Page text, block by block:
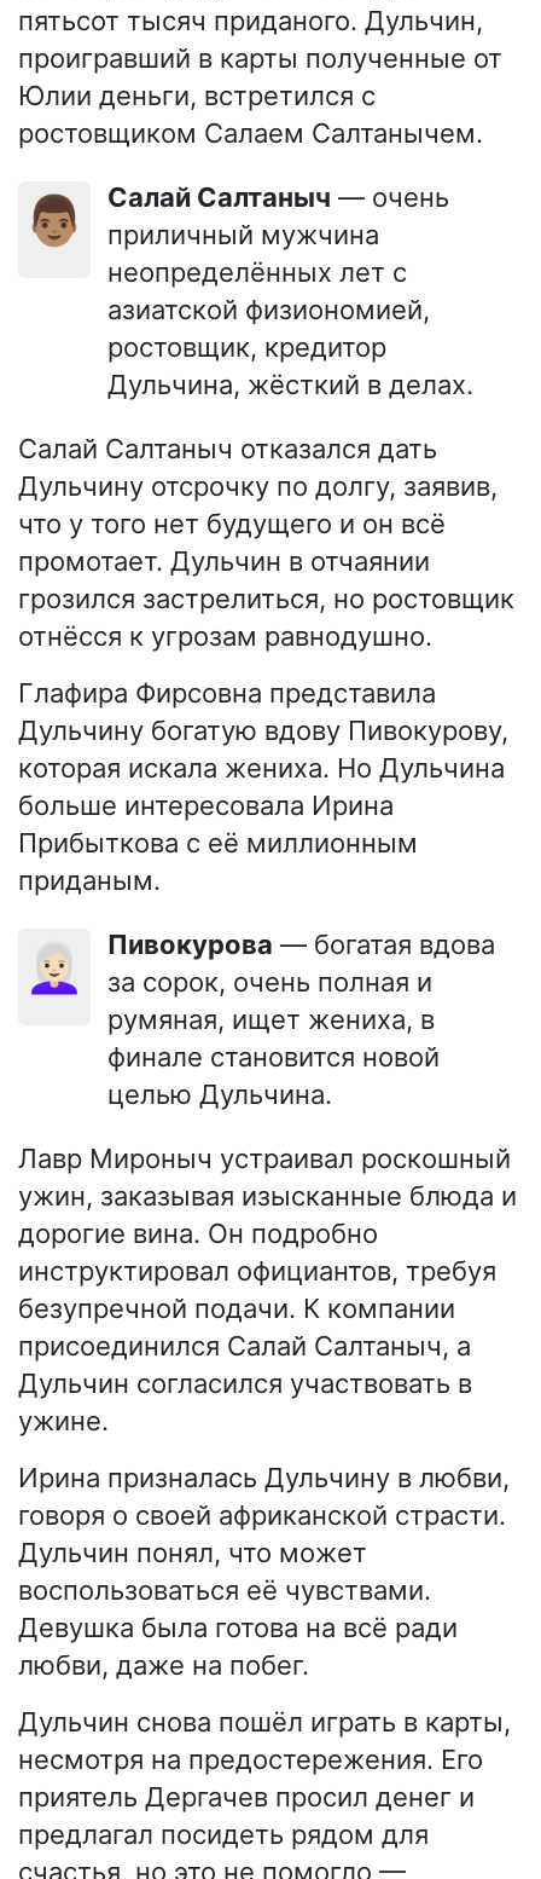
пятьсот тысяч приданого. Дульчин,
проигравший в карты полученные от
Юлии деньги, встретился с
ростовщиком Салаем Салтанычем.
👨🏽 Салай Салтаныч — очень
приличный мужчина
неопределённых лет с
азиатской физиономией,
ростовщик, кредитор
Дульчина, жёсткий в делах.
Салай Салтаныч отказался дать
Дульчину отсрочку по долгу, заявив,
что у того нет будущего и он всё
промотает. Дульчин в отчаянии
грозился застрелиться, но ростовщик
отнёсся к угрозам равнодушно.
Глафира Фирсовна представила
Дульчину богатую вдову Пивокурову,
которая искала жениха. Но Дульчина
больше интересовала Ирина
Прибыткова с её миллионным
приданым.
👩🏻‍🦳 Пивокурова — богатая вдова
за сорок, очень полная и
румяная, ищет жениха, в
финале становится новой
целью Дульчина.
Лавр Мироныч устраивал роскошный
ужин, заказывая изысканные блюда и
дорогие вина. Он подробно
инструктировал официантов, требуя
безупречной подачи. К компании
присоединился Салай Салтаныч, а
Дульчин согласился участвовать в
ужине.
Ирина призналась Дульчину в любви,
говоря о своей африканской страсти.
Дульчин понял, что может
воспользоваться её чувствами.
Девушка была готова на всё ради
любви, даже на побег.
Дульчин снова пошёл играть в карты,
несмотря на предостережения. Его
приятель Дергачев просил денег и
предлагал посидеть рядом для
счастья, но это не помогло —